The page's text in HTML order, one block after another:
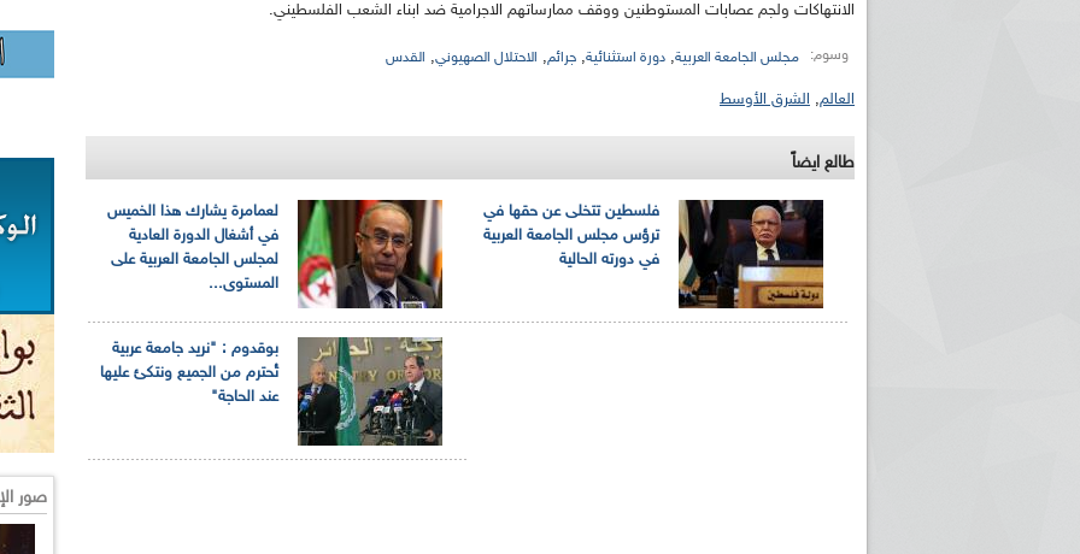
الانتهاكات ولجم عصابات المستوطنين ووقف ممارساتهم الاجرامية ضد ابناء الشعب الفلسطيني.
وسوم: مجلس الجامعة العربية, دورة استثنائية, جرائم, الاحتلال الصهيوني, القدس
العالم, الشرق الأوسط
طالع ايضاً
لعمامرة يشارك هذا الخميس
في أشغال الدورة العادية
لمجلس الجامعة العربية على
المستوى...
فلسطين تتخلى عن حقها في
ترؤس مجلس الجامعة العربية
في دورته الحالية
بوقدوم : "نريد جامعة عربية
تُحترم من الجميع ونتكئ عليها
عند الحاجة"
صور